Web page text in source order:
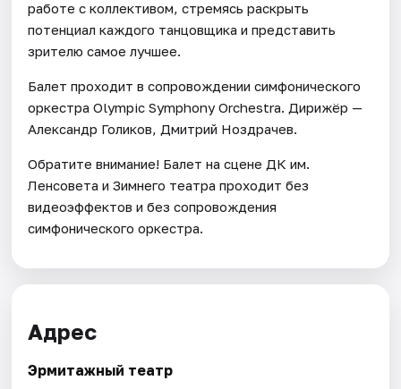
работе с коллективом, стремясь раскрыть
потенциал каждого танцовщика и представить
зрителю самое лучшее.
Балет проходит в сопровождении симфонического
оркестра Olympic Symphony Orchestra. Дирижёр —
Александр Голиков, Дмитрий Ноздрачев.
Обратите внимание! Балет на сцене ДК им.
Ленсовета и Зимнего театра проходит без
видеоэффектов и без сопровождения
симфонического оркестра.
Адрес
Эрмитажный театр